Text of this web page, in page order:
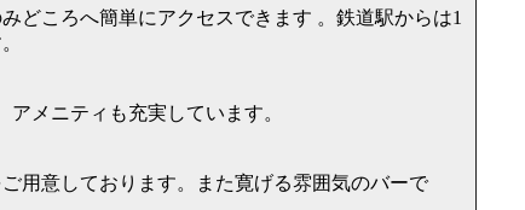
どころへ簡単にアクセスできます 。鉄道駅からは1
メニティも充実しています。
用意しております。また寛げる雰囲気のバーで